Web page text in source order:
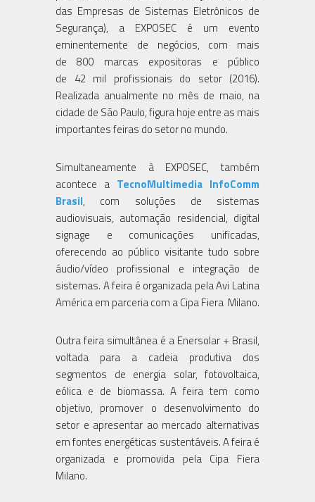
das Empresas de Sistemas Eletrônicos de
Segurança), a EXPOSEC é um evento
eminentemente de negócios, com mais
de 800 marcas expositoras e público
de 42 mil profissionais do setor (2016).
Realizada anualmente no mês de maio, na
cidade de São Paulo, figura hoje entre as mais
importantes feiras do setor no mundo.
Simultaneamente à EXPOSEC, também
acontece a TecnoMultimedia InfoComm
Brasil, com soluções de sistemas
audiovisuais, automação residencial, digital
signage e comunicações unificadas,
oferecendo ao público visitante tudo sobre
áudio/vídeo profissional e integração de
sistemas. A feira é organizada pela Avi Latina
América em parceria com a Cipa Fiera Milano.
Outra feira simultânea é a Enersolar + Brasil,
voltada para a cadeia produtiva dos
segmentos de energia solar, fotovoltaica,
eólica e de biomassa. A feira tem como
objetivo, promover o desenvolvimento do
setor e apresentar ao mercado alternativas
em fontes energéticas sustentáveis. A feira é
organizada e promovida pela Cipa Fiera
Milano.